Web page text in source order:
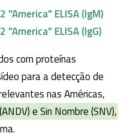
ELISA (IgM)
ELISA (IgG)
com proteínas
para a detecção de
nas Américas,
e Sin Nombre (SNV),